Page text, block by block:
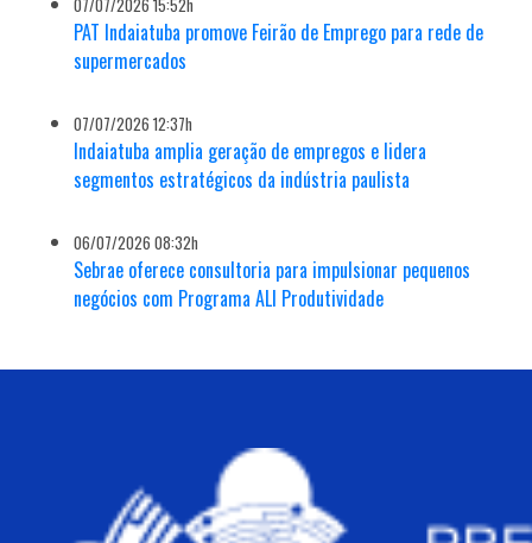
07/07/2026 15:52h
PAT Indaiatuba promove Feirão de Emprego para rede de
supermercados
07/07/2026 12:37h
Indaiatuba amplia geração de empregos e lidera
segmentos estratégicos da indústria paulista
06/07/2026 08:32h
Sebrae oferece consultoria para impulsionar pequenos
negócios com Programa ALI Produtividade